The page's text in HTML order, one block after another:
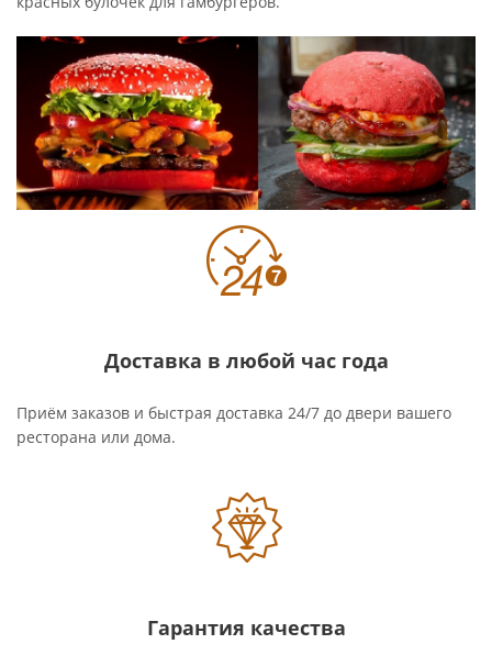
Доставка в любой час года
Приём заказов и быстрая доставка 24/7 до двери вашего
ресторана или дома.
Гарантия качества